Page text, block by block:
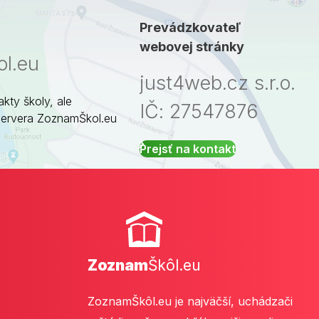
školy, ale
ZoznamŠkol.eu
Prevádzkovateľ
webovej stránky
just4web.cz s.r.o.
IČ: 27547876
Prejsť na kontakt
ZoznamŠkôl.eu
ZoznamŠkôl.eu je najväčší, uchádzači